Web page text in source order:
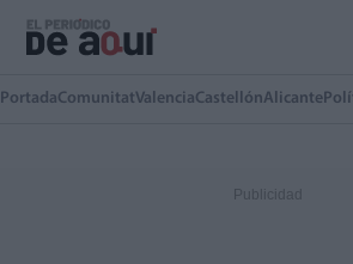
PortadaComunitatValenciaCastellónAlicante